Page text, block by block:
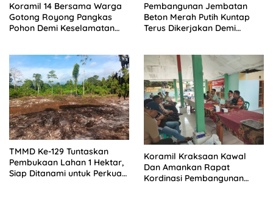
Koramil 14 Bersama Warga
Gotong Royong Pangkas
Pohon Demi Keselamatan
Pembangunan Jembatan
Beton Merah Putih Kuntap
Terus Dikerjakan Demi
TMMD Ke-129 Tuntaskan
Pembukaan Lahan 1 Hektar,
Siap Ditanami untuk Perkuat
Koramil Kraksaan Kawal
Dan Amankan Rapat
Kordinasi Pembangunan